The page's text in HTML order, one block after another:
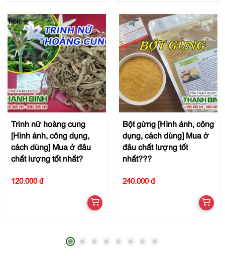
home
Trinh nữ hoàng cung
[Hình ảnh, công dụng,
cách dùng] Mua ở đâu
chất lượng tốt nhất?
120.000 đ
Bột gừng [Hình ảnh, công
dụng, cách dùng] Mua ở
đâu chất lượng tốt
nhất???
240.000 đ